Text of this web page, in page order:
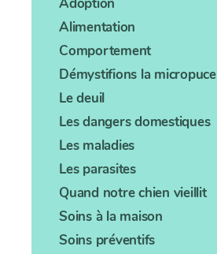
Adoption
Alimentation
Comportement
Démystifions la micropuce
Le deuil
Les dangers domestiques
Les maladies
Les parasites
Quand notre chien vieillit
Soins à la maison
Soins préventifs